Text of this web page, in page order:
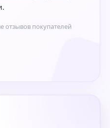
отзывов покупателей